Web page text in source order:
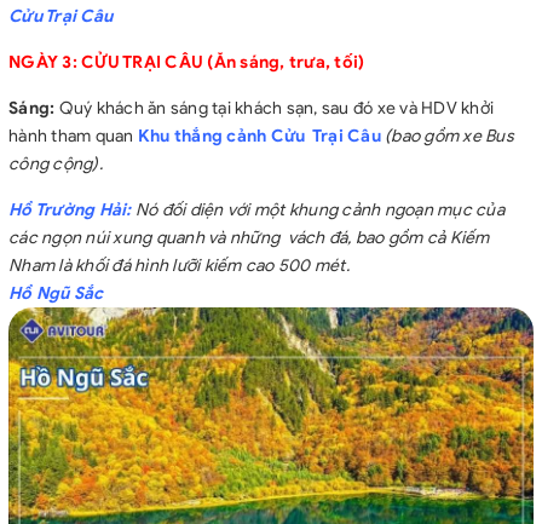
Cửu Trại Câu
NGÀY 3: CỬU TRẠI CÂU (Ăn sáng, trưa, tối)
Sáng: Quý khách ăn sáng tại khách sạn, sau đó xe và HDV khởi
hành tham quan Khu thắng cảnh Cửu Trại Câu (bao gồm xe Bus
công cộng).
Hồ Trường Hải: Nó đối diện với một khung cảnh ngoạn mục của
các ngọn núi xung quanh và những vách đá, bao gồm cả Kiếm
Nham là khối đá hình lưỡi kiếm cao 500 mét.
Hồ Ngũ Sắc